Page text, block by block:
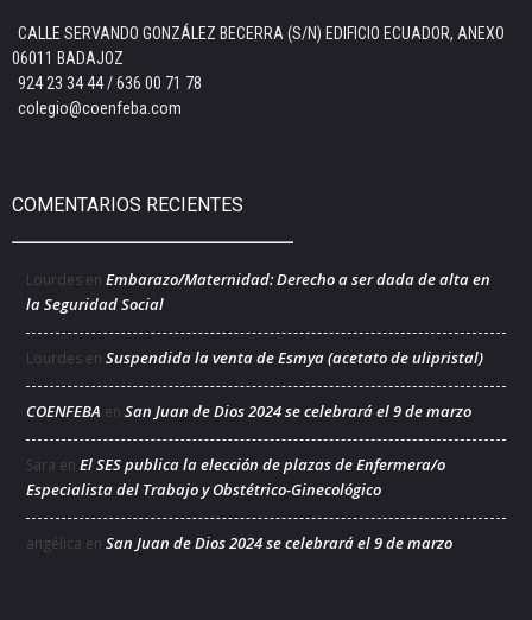
CALLE SERVANDO GONZÁLEZ BECERRA (S/N) EDIFICIO ECUADOR, ANEXO
06011 BADAJOZ
924 23 34 44 / 636 00 71 78
colegio@coenfeba.com
COMENTARIOS RECIENTES
Lourdes en Embarazo/Maternidad: Derecho a ser dada de alta en
la Seguridad Social
Lourdes en Suspendida la venta de Esmya (acetato de ulipristal)
COENFEBA en San Juan de Dios 2024 se celebrará el 9 de marzo
Sara en El SES publica la elección de plazas de Enfermera/o
Especialista del Trabajo y Obstétrico-Ginecológico
angélica en San Juan de Dios 2024 se celebrará el 9 de marzo